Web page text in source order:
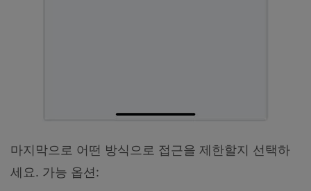
마지막으로 어떤 방식으로 접근을 제한할지 선택하
세요. 가능 옵션: